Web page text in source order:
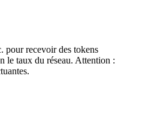
pour recevoir des tokens
le taux du réseau. Attention :